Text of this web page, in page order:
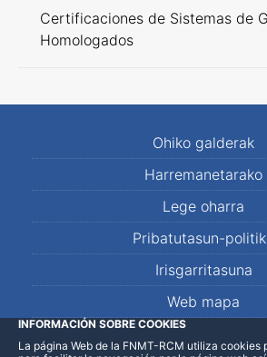
Certificaciones de Sistemas de
Homologados
Ohiko galderak
Harremanetarako
Lege oharra
Pribatutasun-
Irisgarritasuna
Web mapa
LinkedInFacebookWhatsApp
INFORMACIÓN SOBRE COOKIES
La página Web de la FNMT-RCM utiliza cookies